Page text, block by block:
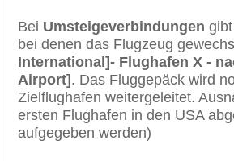
Bei Umsteigeverbindungen
bei denen das Flugzeug
International]- Flughafen X -
Airport]. Das Fluggepäck wird
Zielflughafen weitergeleitet.
ersten Flughafen in den USA
aufgegeben werden)